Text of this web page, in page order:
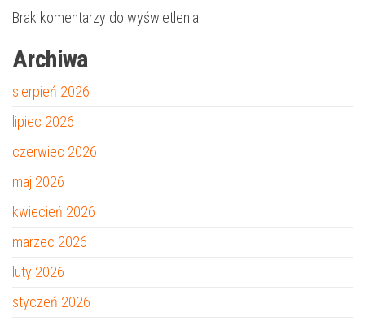
Brak komentarzy do wyświetlenia.
Archiwa
sierpień 2026
lipiec 2026
czerwiec 2026
maj 2026
kwiecień 2026
marzec 2026
luty 2026
styczeń 2026